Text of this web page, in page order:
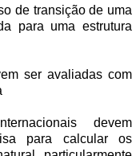
de transição de uma
para uma estrutura
ser avaliadas com
devem
para calcular os